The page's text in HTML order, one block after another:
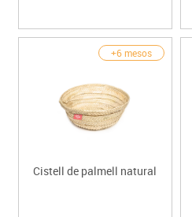
+6 mesos
Cistell de palmell natural